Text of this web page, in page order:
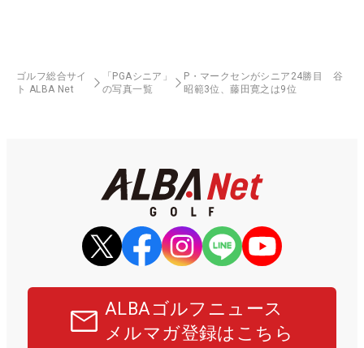
ゴルフ総合サイ
ト ALBA Net
「PGAシニア」
の写真一覧
P・マークセンがシニア24勝目 谷
昭範3位、藤田寛之は9位
ALBAゴルフニュース
メルマガ登録はこちら